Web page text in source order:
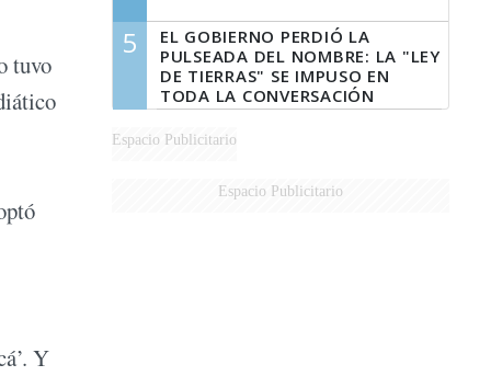
tuvo
Y
5
EL GOBIERNO PERDIÓ LA
PULSEADA DEL NOMBRE: LA "LEY
DE TIERRAS" SE IMPUSO EN
TODA LA CONVERSACIÓN
DIGITAL
Espacio Publicitario
Espacio Publicitario